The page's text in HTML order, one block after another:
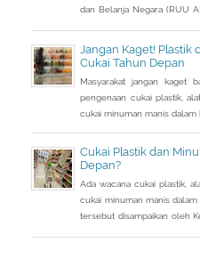
dan Belanja Negara (RUU
pada 16 Agustus 2021.
Jangan Kaget! Plastik
Cukai Tahun Depan
Masyarakat jangan kaget
pengenaan cukai plastik,
cukai minuman manis dalam
Cukai Plastik dan
Depan?
Ada wacana cukai plastik,
cukai minuman manis dalam
tersebut disampaikan oleh